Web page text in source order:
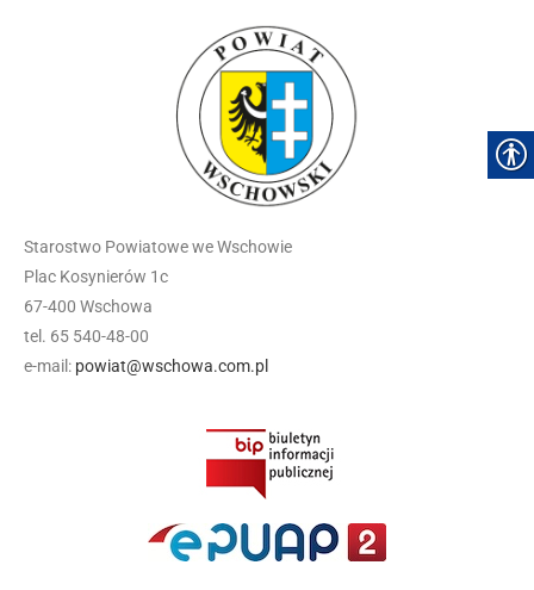
Starostwo Powiatowe we Wschowie
Plac Kosynierów 1c
67-400 Wschowa
tel. 65 540-48-00
e-mail: powiat@wschowa.com.pl